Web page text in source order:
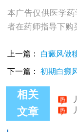
本广告仅供医学
者在药师指导下购
上一篇： 白癜风做
下一篇： 初期白癜
相关
文章